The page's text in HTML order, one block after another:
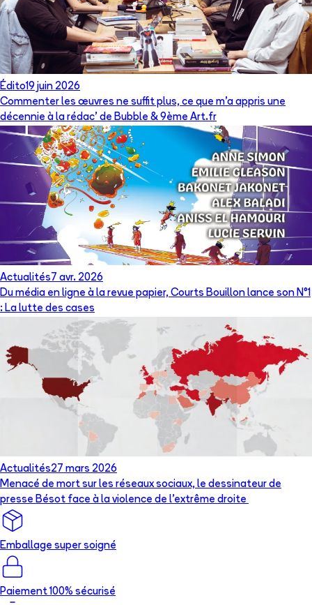
Édito19 juin 2026
Commenter les œuvres ne suffit plus, ce que m’a appris une
décennie à la rédac’ de Bubble & 9ème Art.fr
Actualités 7 avr. 2026
Du média en ligne à la revue papier, Courts Bouillon lance son N°1
: La lutte des cases
Actualités27 mars 2026
Menacé de mort sur les réseaux sociaux, le dessinateur de
presse Bésot face à la violence de l’extrême droite
Emballage super soigné
Paiement 100% sécurisé